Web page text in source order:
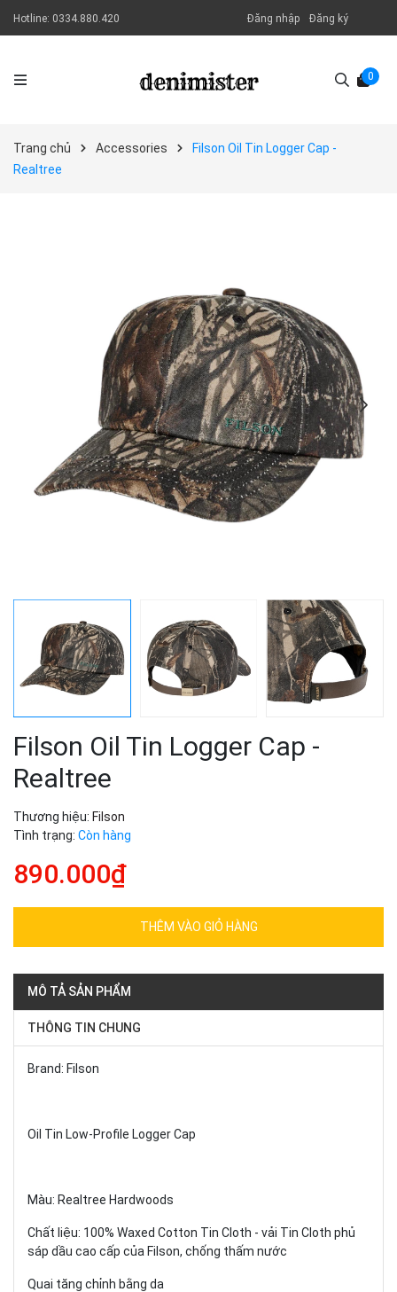
Hotline: 0334.880.420 Đăng nhập Đăng ký
0
Trang chủ Accessories
Filson Oil Tin Logger Cap -
Realtree
Filson Oil Tin Logger Cap -
Realtree
Thương hiệu: Filson
Tình trạng: Còn hàng
890.000₫
THÊM VÀO GIỎ HÀNG
MÔ TẢ SẢN PHẨM
THÔNG TIN CHUNG
Brand: Filson
Oil Tin Low-Profile Logger Cap
Màu: Realtree Hardwoods
Chất liệu: 100% Waxed Cotton Tin Cloth - vải Tin Cloth phủ
sáp dầu cao cấp của Filson, chống thấm nước
Quai tăng chỉnh bằng da